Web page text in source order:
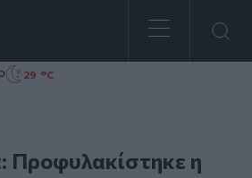
29 °C
Προφυλακίστηκε η